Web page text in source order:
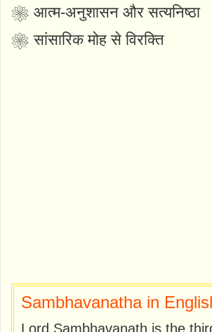
❀ आत्म-अनुशासन और सत्यनिष्ठा
❀ सांसारिक मोह से विरक्ति
Sambhavanatha in
Lord Sambhavanath is the